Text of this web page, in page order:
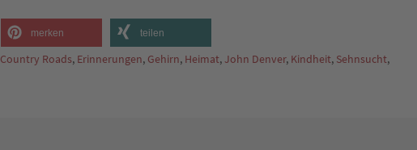
merken teilen
Country Roads, Erinnerungen, Gehirn, Heimat, John Denver, Kindheit, Sehnsucht,